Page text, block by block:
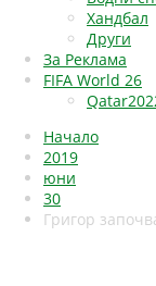
Хандбал
Други
За Реклама
FIFA World 26
Начало
2019
юни
30
Григор